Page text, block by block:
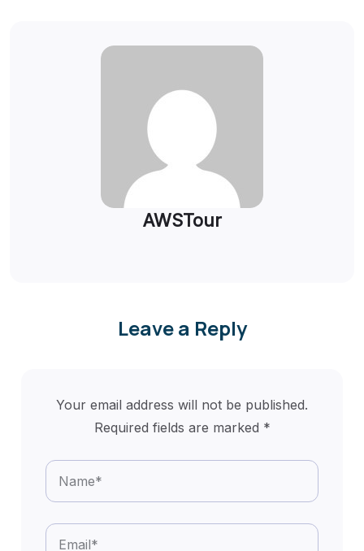
AWSTour
Leave a Reply
Your email address will not be published.
Required fields are marked *